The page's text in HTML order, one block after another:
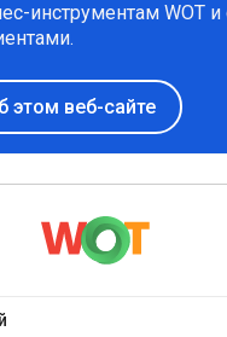
инструментам WOT и
этом веб-сайте